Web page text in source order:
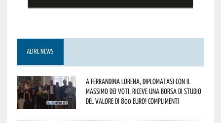
ALTRE NEWS
A Ferrandina Lorena, diplomatasi con il
massimo dei voti, riceve una borsa di studio
del valore di 800 euro! Complimenti